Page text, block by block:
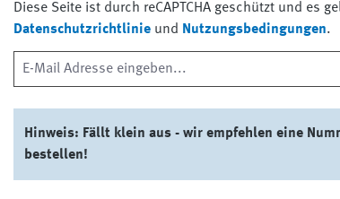
Diese Seite ist durch reCAPTCHA geschützt und es
Datenschutzrichtlinie und Nutzungsbedingungen.
Hinweis: Fällt klein aus - wir empfehlen eine
bestellen!